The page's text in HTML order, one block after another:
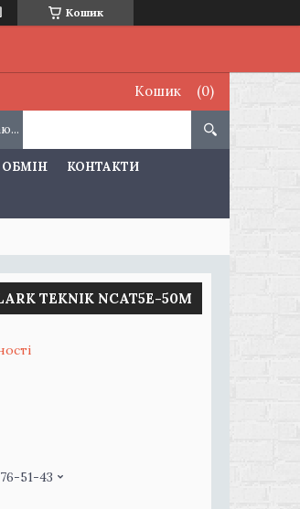
Кошик
Кошик
ОБМІН КОНТАКТИ
TEKNIK NCAT5E-50M
51-43